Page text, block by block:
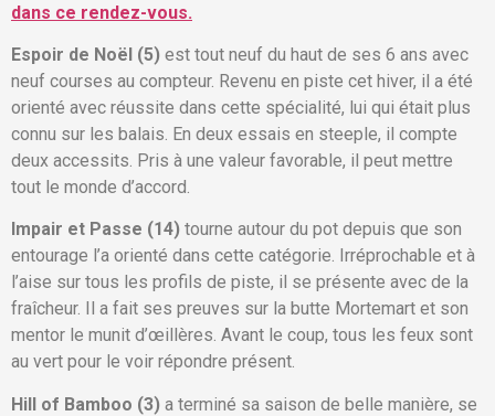
dans ce rendez-vous.
Espoir de Noël (5) est tout neuf du haut de ses 6 ans avec
neuf courses au compteur. Revenu en piste cet hiver, il a été
orienté avec réussite dans cette spécialité, lui qui était plus
connu sur les balais. En deux essais en steeple, il compte
deux accessits. Pris à une valeur favorable, il peut mettre
tout le monde d’accord.
Impair et Passe (14) tourne autour du pot depuis que son
entourage l’a orienté dans cette catégorie. Irréprochable et à
l’aise sur tous les profils de piste, il se présente avec de la
fraîcheur. Il a fait ses preuves sur la butte Mortemart et son
mentor le munit d’œillères. Avant le coup, tous les feux sont
au vert pour le voir répondre présent.
Hill of Bamboo (3) a terminé sa saison de belle manière, se